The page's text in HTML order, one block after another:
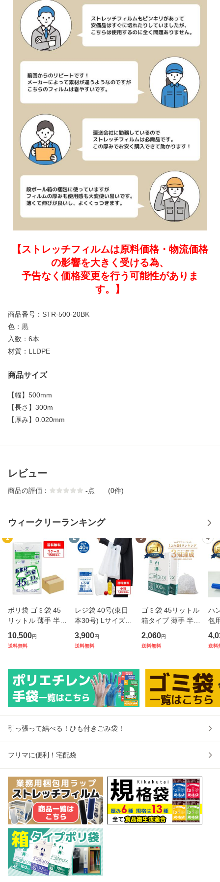
【ストレッチフィルムは原料価格・物流価格
の影響を大きく受ける為、
予告なく価格変更を行う可能性がありま
す。】
商品番号：STR-500-20BK
色：黒
入数：6本
材質：LLDPE
商品サイズ
【幅】 500mm
【長さ 】 300m
【厚み】 0.020mm
レビュー
商品の評価： -点 (0件)
ウィークリーランキング
1
ポリ袋 ゴミ袋 45
リットル 薄手 半透
明 65x80cm 0.012
mm厚 10枚x150冊
無料 サンキョウプ
ラテック
10,500円
送料無料
2
レジ袋 40号(東日
本30号) Lサイズ
乳白 厚手タイプ 0.
019mm厚 100枚x1
手提げ袋 取っ手付
きゴミ袋 買
3,900円
送料無料
3
ゴミ袋 45リットル
箱タイプ 薄手 半透
明 65x80cm 0.015
mm厚 100枚x2小
袋 45l 箱型 収納 セ
2,060円
送料無料
4
ハ
包
0μ
イ
ッ
送料
引っ張って結べる！ひも付きごみ袋！
フリマに便利！宅配袋